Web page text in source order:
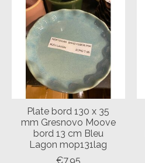
Plate bord 130 x 35
mm Gresnovo Moove
bord 13 cm Bleu
Lagon mop131lag
€7,95